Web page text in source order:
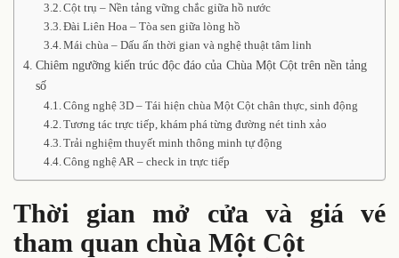
Cột trụ – Nền tảng vững chắc giữa hồ nước
Đài Liên Hoa – Tòa sen giữa lòng hồ
Mái chùa – Dấu ấn thời gian và nghệ thuật tâm linh
Chiêm ngưỡng kiến trúc độc đáo của Chùa Một Cột trên nền tảng
số
Công nghệ 3D – Tái hiện chùa Một Cột chân thực, sinh động
Tương tác trực tiếp, khám phá từng đường nét tinh xảo
Trải nghiệm thuyết minh thông minh tự động
Công nghệ AR – check in trực tiếp
Thời gian mở cửa và giá vé
tham quan chùa Một Cột